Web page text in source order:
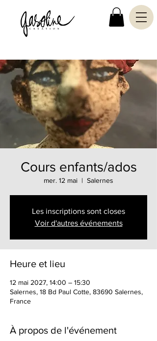
Cours enfants/ados
mer. 12 mai
  |
Salernes
Les inscriptions sont closes
Voir d'autres événements
Heure et lieu
12 mai 2027, 14:00 – 15:30
Salernes, 18 Bd Paul Cotte, 83690 Salernes,
France
À propos de l'événement